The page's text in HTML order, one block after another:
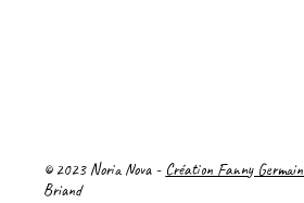
© 2023 Noria Nova - Création Fanny Germain
Briand